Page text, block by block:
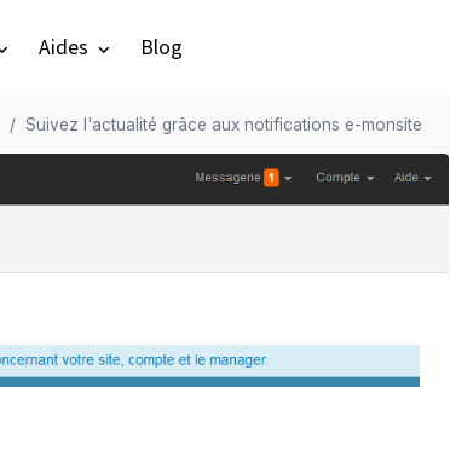
Aides Blog
Suivez l'actualité grâce aux notifications e-monsite